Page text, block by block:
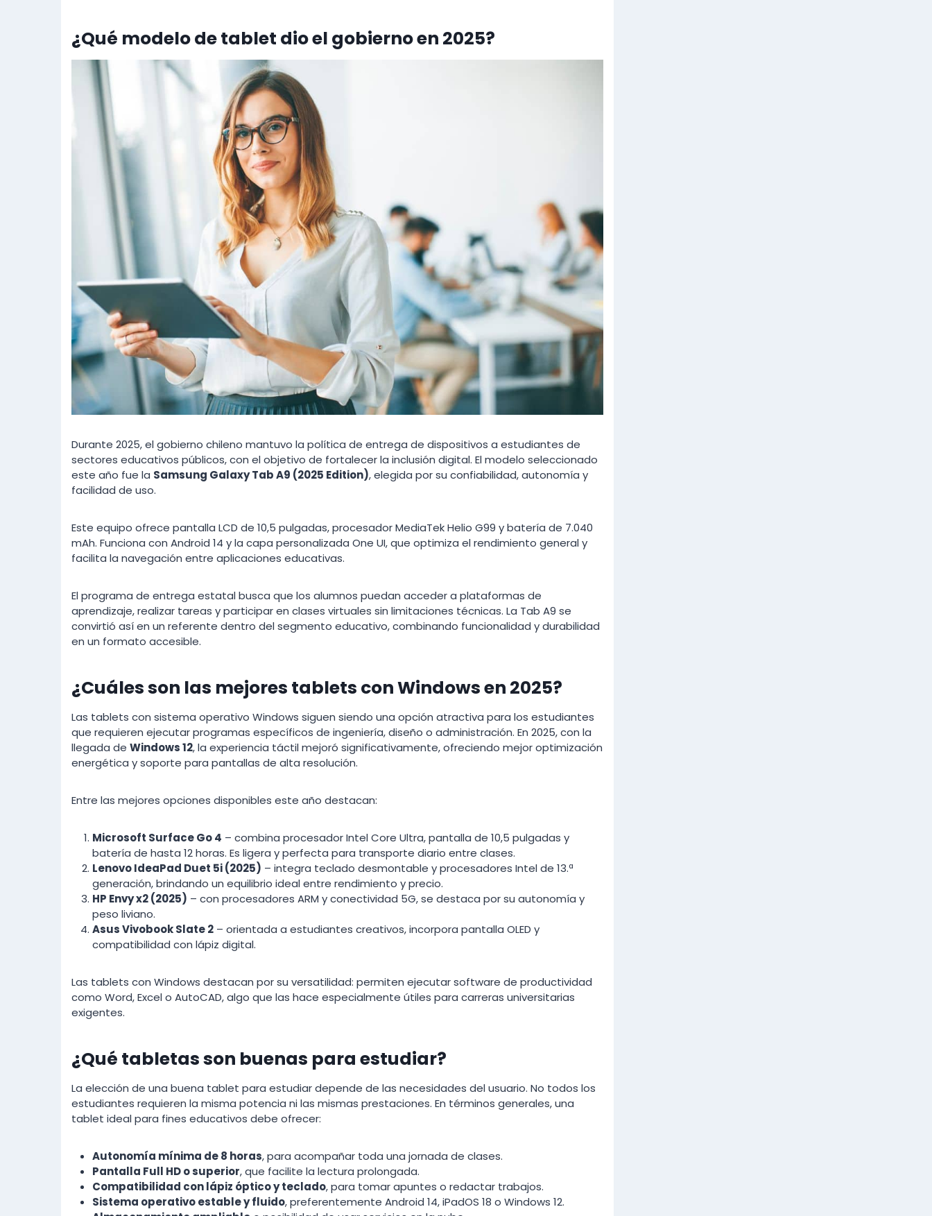
¿Qué modelo de tablet dio el gobierno en 2025?
Durante 2025, el gobierno chileno mantuvo la política de entrega de dispositivos a estudiantes de
sectores educativos públicos, con el objetivo de fortalecer la inclusión digital. El modelo seleccionado
este año fue la Samsung Galaxy Tab A9 (2025 Edition), elegida por su confiabilidad, autonomía y
facilidad de uso.
Este equipo ofrece pantalla LCD de 10,5 pulgadas, procesador MediaTek Helio G99 y batería de 7.040
mAh. Funciona con Android 14 y la capa personalizada One UI, que optimiza el rendimiento general y
facilita la navegación entre aplicaciones educativas.
El programa de entrega estatal busca que los alumnos puedan acceder a plataformas de
aprendizaje, realizar tareas y participar en clases virtuales sin limitaciones técnicas. La Tab A9 se
convirtió así en un referente dentro del segmento educativo, combinando funcionalidad y durabilidad
en un formato accesible.
¿Cuáles son las mejores tablets con Windows en 2025?
Las tablets con sistema operativo Windows siguen siendo una opción atractiva para los estudiantes
que requieren ejecutar programas específicos de ingeniería, diseño o administración. En 2025, con la
llegada de Windows 12, la experiencia táctil mejoró significativamente, ofreciendo mejor optimización
energética y soporte para pantallas de alta resolución.
Entre las mejores opciones disponibles este año destacan:
Microsoft Surface Go 4 – combina procesador Intel Core Ultra, pantalla de 10,5 pulgadas y
batería de hasta 12 horas. Es ligera y perfecta para transporte diario entre clases.
Lenovo IdeaPad Duet 5i (2025) – integra teclado desmontable y procesadores Intel de 13.ª
generación, brindando un equilibrio ideal entre rendimiento y precio.
HP Envy x2 (2025) – con procesadores ARM y conectividad 5G, se destaca por su autonomía y
peso liviano.
Asus Vivobook Slate 2 – orientada a estudiantes creativos, incorpora pantalla OLED y
compatibilidad con lápiz digital.
Las tablets con Windows destacan por su versatilidad: permiten ejecutar software de productividad
como Word, Excel o AutoCAD, algo que las hace especialmente útiles para carreras universitarias
exigentes.
¿Qué tabletas son buenas para estudiar?
La elección de una buena tablet para estudiar depende de las necesidades del usuario. No todos los
estudiantes requieren la misma potencia ni las mismas prestaciones. En términos generales, una
tablet ideal para fines educativos debe ofrecer:
Autonomía mínima de 8 horas, para acompañar toda una jornada de clases.
Pantalla Full HD o superior, que facilite la lectura prolongada.
Compatibilidad con lápiz óptico y teclado, para tomar apuntes o redactar trabajos.
Sistema operativo estable y fluido, preferentemente Android 14, iPadOS 18 o Windows 12.